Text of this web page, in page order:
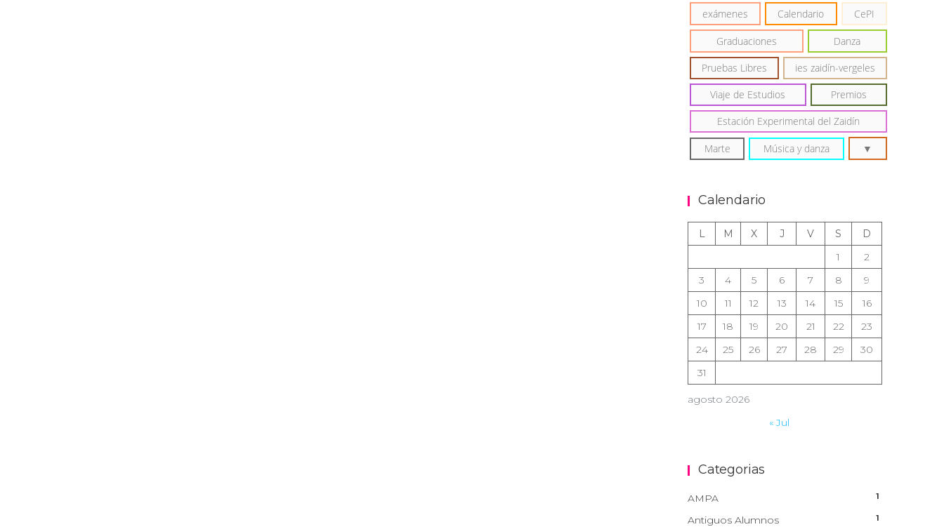
exámenes Calendario CePI
Graduaciones Danza
Pruebas Libres ies zaidín-vergeles
Viaje de Estudios Premios
Estación Experimental del Zaidín
Marte Música y danza
Calendario
agosto 2026
L M X J V S
D
1
2
3
4 5 6 7 8
9
10
11 12 13 14 15
16
17
18 19 20 21 22
23
24
25 26 27 28 29
30
31
« Jul
Categorias
AMPA 1
Antiguos Alumnos 1